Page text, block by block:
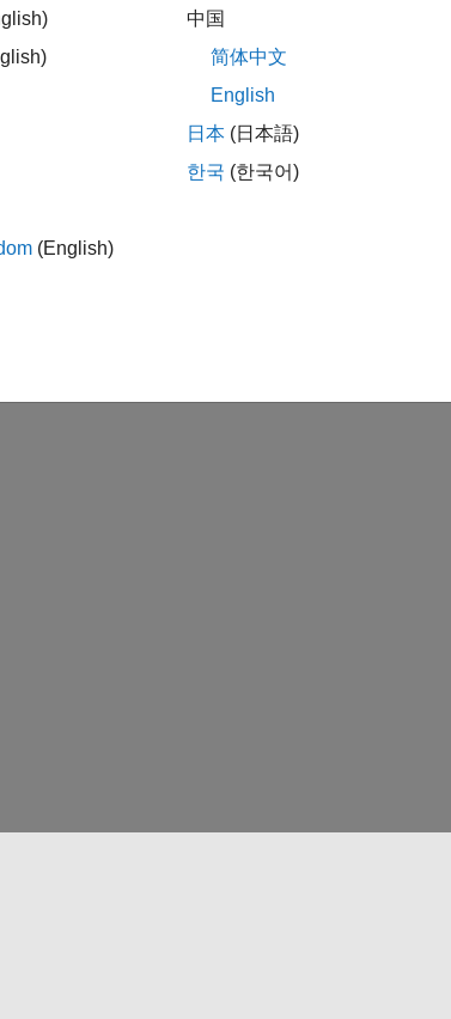
(English)
中国
简体中文
English
日本 (日本語)
한국 (한국어)